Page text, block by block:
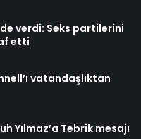
verdi: Seks partilerini
etti
vatandaşlıktan
Yılmaz’a Tebrik mesajı